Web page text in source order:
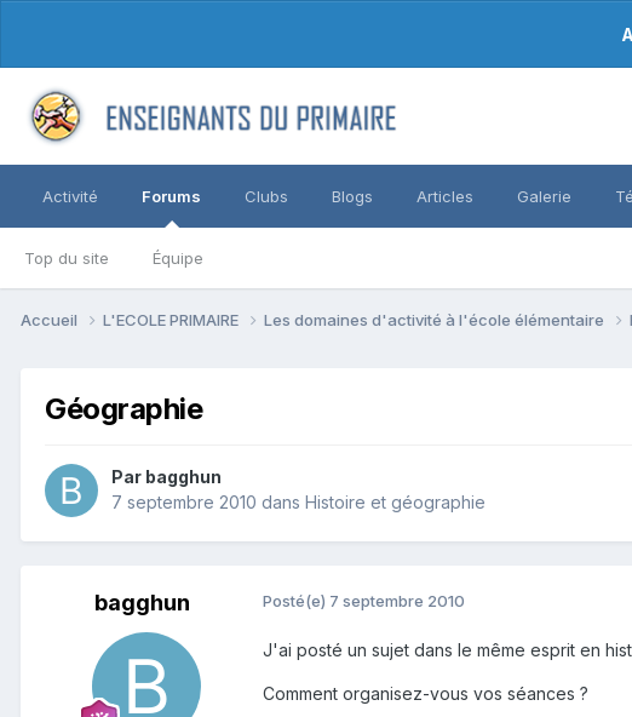
Activité Forums
Top du site Équipe
Clubs Blogs Articles Galerie
Accueil L'ECOLE PRIMAIRE Les domaines d'activité à l'école élémentaire
Géographie
Par bagghun
7 septembre 2010 dans Histoire et géographie
bagghun Posté(e) 7 septembre 2010
J'ai posté un sujet dans le même esprit en
Comment organisez-vous vos séances ?